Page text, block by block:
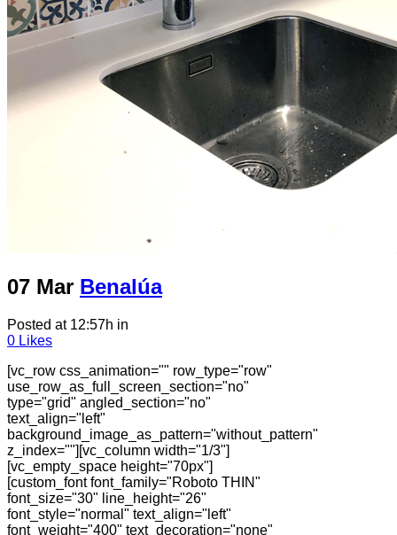
07 Mar Benalúa
Posted at 12:57h in
0 Likes
[vc_row css_animation="" row_type="row"
use_row_as_full_screen_section="no"
type="grid" angled_section="no"
text_align="left"
background_image_as_pattern="without_pattern"
z_index=""][vc_column width="1/3"]
[vc_empty_space height="70px"]
[custom_font font_family="Roboto THIN"
font_size="30" line_height="26"
font_style="normal" text_align="left"
font_weight="400" text_decoration="none"